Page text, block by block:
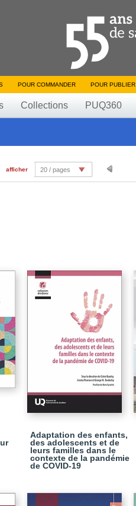
POUR COMMANDER POUR PUBLIER
Collections PUQ360
afficher 20 / pages
Adaptation des enfants,
des adolescents et de
leurs familles dans le
contexte de la pandémie
de COVID-19